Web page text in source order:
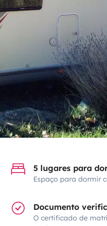
5 lugares para
Espaço para dormir
Documento
O certificado de